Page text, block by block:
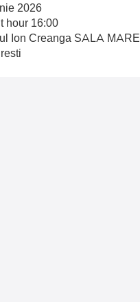
2026
hour 16:00
Ion Creanga SALA MARE